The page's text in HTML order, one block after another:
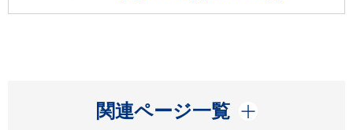
関連ページ一覧
開く